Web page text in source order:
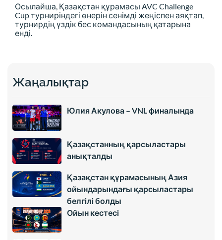
Осылайша, Қазақстан құрамасы AVC Challenge
Cup турниріндегі өнерін сенімді жеңіспен аяқтап,
турнирдің үздік бес командасының қатарына
енді.
Жаңалықтар
Юлия Акулова – VNL финалында
Қазақстанның қарсыластары
анықталды
Қазақстан құрамасының Азия
ойындарындағы қарсыластары
белгілі болды
Ойын кестесі